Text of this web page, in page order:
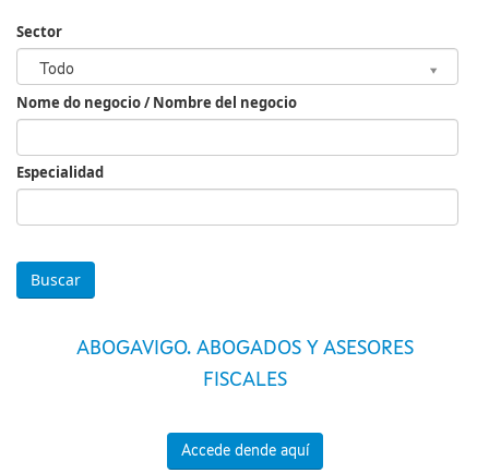
Sector
Todo
Sector
Nome do negocio / Nombre del negocio
Especialidad
ABOGAVIGO. ABOGADOS Y ASESORES
FISCALES
Accede dende aquí